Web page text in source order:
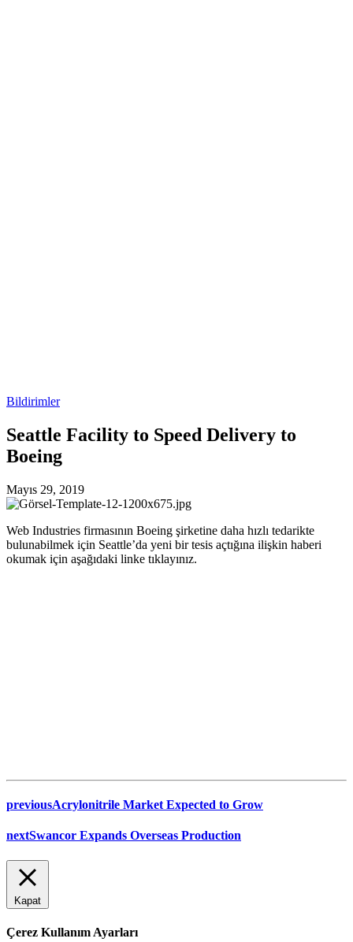
Bildirimler
Seattle Facility to Speed Delivery to
Boeing
Mayıs 29, 2019
Web Industries firmasının Boeing şirketine daha hızlı tedarikte
bulunabilmek için Seattle’da yeni bir tesis açtığına ilişkin haberi
okumak için aşağıdaki linke tıklayınız.
previousAcrylonitrile Market Expected to Grow
nextSwancor Expands Overseas Production
Kapat
Çerez Kullanım Ayarları